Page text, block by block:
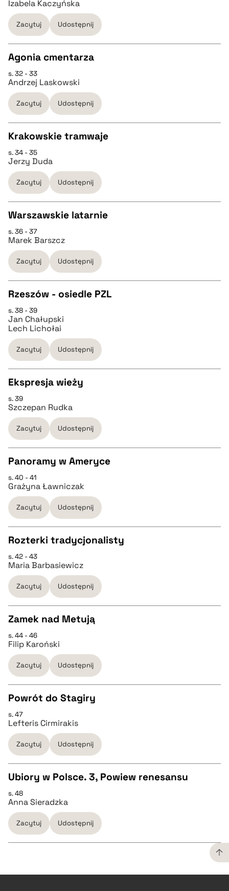
pobierz cytat
pobierz cytat
BIBTEX
pobierz cytat
Izabela Kaczyńska
Zacytuj Udostępnij
CZYSTY TEKST
pobierz cytat
BIBTEX
pobierz cytat
Agonia cmentarza
s. 32 - 33
Andrzej Laskowski
Zacytuj Udostępnij
CZYSTY TEKST
pobierz cytat
BIBTEX
pobierz cytat
Krakowskie tramwaje
s. 34 - 35
Jerzy Duda
Zacytuj Udostępnij
CZYSTY TEKST
pobierz cytat
BIBTEX
pobierz cytat
Warszawskie latarnie
s. 36 - 37
Marek Barszcz
Zacytuj Udostępnij
CZYSTY TEKST
pobierz cytat
pobierz cytat
Rzeszów - osiedle PZL
s. 38 - 39
Jan Chałupski
Lech Lichołai
Zacytuj Udostępnij
CZYSTY TEKST
pobierz cytat
BIBTEX
pobierz cytat
Ekspresja wieży
s. 39
Szczepan Rudka
Zacytuj Udostępnij
CZYSTY TEKST
pobierz cytat
BIBTEX
pobierz cytat
Panoramy w Ameryce
s. 40 - 41
Grażyna Ławniczak
Zacytuj Udostępnij
CZYSTY TEKST
pobierz cytat
BIBTEX
pobierz cytat
Rozterki tradycjonalisty
s. 42 - 43
Maria Barbasiewicz
Zacytuj Udostępnij
CZYSTY TEKST
pobierz cytat
BIBTEX
pobierz cytat
Zamek nad Metują
s. 44 - 46
Filip Karoński
Zacytuj Udostępnij
CZYSTY TEKST
pobierz cytat
BIBTEX
pobierz cytat
Powrót do Stagiry
s. 47
Lefteris Cirmirakis
Zacytuj Udostępnij
CZYSTY TEKST
pobierz cytat
Ubiory w Polsce. 3, Powiew renesansu
s. 48
Anna Sieradzka
Zacytuj Udostępnij
CZYSTY TEKST